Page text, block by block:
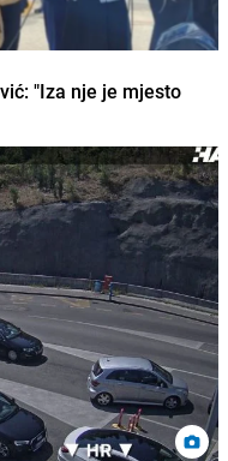
"Iza nje je mjesto